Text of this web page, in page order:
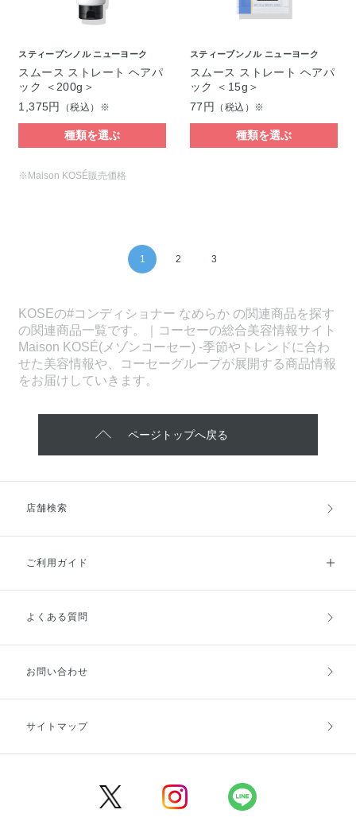
スティーブンノル ニューヨーク
スムース ストレート ヘアパ
ック ＜200g＞
1,375円
（税込）※
種類を選ぶ
スティーブンノル ニューヨーク
スムース ストレート ヘアパ
ック ＜15g＞
77円 （税込）※
種類を選ぶ
※Maison KOSÉ販売価格
1 2 3
KOSEの#コンディショナー なめらか の関連商品を探す
の関連商品一覧です。｜コーセーの総合美容情報サイト
Maison KOSÉ(メゾンコーセー) -季節やトレンドに合わ
せた美容情報や、コーセーグループが展開する商品情報
をお届けしていきます。
ページトップへ戻る
店舗検索
ご利用ガイド
ご利用ガイドトップ
お支払方法
キャンセル・返品・交換
よくある質問
お問い合わせ
サイトマップ